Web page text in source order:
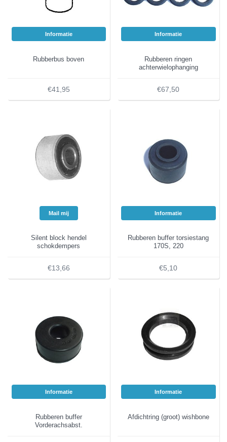
Informatie
Rubberbus boven
€41,95
Informatie
Rubberen ringen
achterwielophanging
€67,50
Mail mij
Silent block hendel
schokdempers
€13,66
Informatie
Rubberen buffer torsiestang
170S, 220
€5,10
Informatie
Rubberen buffer
Vorderachsabst.
Informatie
Afdichtring (groot) wishbone